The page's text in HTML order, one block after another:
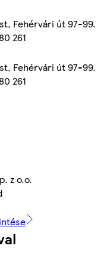
Fehérvári út 97-99.
261
Fehérvári út 97-99.
261
z o.o.